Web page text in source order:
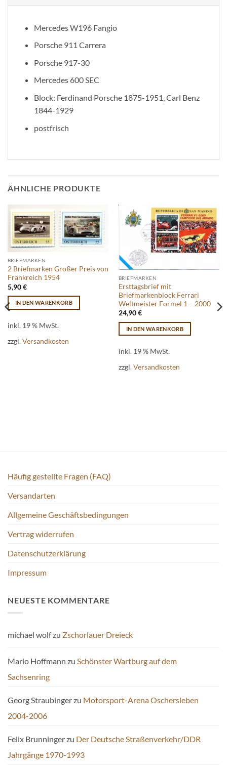
Mercedes W196 Fangio
Porsche 911 Carrera
Porsche 917-30
Mercedes 600 SEC
Block: Ferdinand Porsche 1875-1951, Carl Benz
1844-1929
postfrisch
ÄHNLICHE PRODUKTE
BRIEFMARKEN
2 Briefmarken Großer Preis von
Frankreich 1954
5,90€
IN DEN WARENKORB
inkl. 19 % MwSt.
zzgl.Versandkosten
BRIEFMARKEN
Ersttagsbrief mit
Briefmarkenblock Ferrari
Weltmeister Formel 1 – 2000
24,90€
IN DEN WARENKORB
inkl. 19 % MwSt.
zzgl.Versandkosten
Häufig gestellte Fragen (FAQ)
Versandarten
Allgemeine Geschäftsbedingungen
Vertrag widerrufen
Datenschutzerklärung
Impressum
NEUESTE KOMMENTARE
michael wolfzu Zschorlauer Dreieck
Mario Hoffmann zu Schönster Wartburg auf dem
Sachsenring
Georg Straubingerzu Motorsport-Arena Oschersleben
2004-2006
Felix Brunningerzu Der Deutsche Straßenverkehr/DDR
Jahrgänge 1970-1993